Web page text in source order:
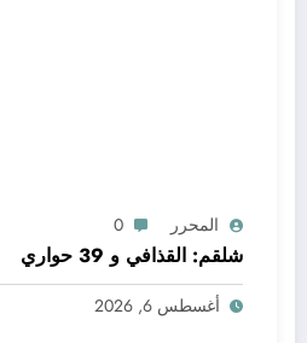
المحرر 0
شلقم: القذافي و 39 حواري
أغسطس 6, 2026